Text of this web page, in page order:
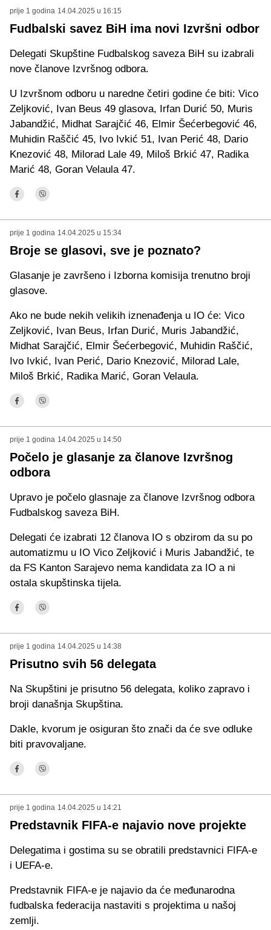
prije 1 godina 14.04.2025 u 16:15
Fudbalski savez BiH ima novi Izvršni odbor
Delegati Skupštine Fudbalskog saveza BiH su izabrali
nove članove Izvršnog odbora.
U Izvršnom odboru u naredne četiri godine će biti: Vico
Zeljković, Ivan Beus 49 glasova, Irfan Durić 50, Muris
Jabandžić, Midhat Sarajčić 46, Elmir Šećerbegović 46,
Muhidin Raščić 45, Ivo Ivkić 51, Ivan Perić 48, Dario
Knezović 48, Milorad Lale 49, Miloš Brkić 47, Radika
Marić 48, Goran Velaula 47.
prije 1 godina 14.04.2025 u 15:34
Broje se glasovi, sve je poznato?
Glasanje je završeno i Izborna komisija trenutno broji
glasove.
Ako ne bude nekih velikih iznenađenja u IO će: Vico
Zeljković, Ivan Beus, Irfan Durić, Muris Jabandžić,
Midhat Sarajčić, Elmir Šećerbegović, Muhidin Raščić,
Ivo Ivkić, Ivan Perić, Dario Knezović, Milorad Lale,
Miloš Brkić, Radika Marić, Goran Velaula.
prije 1 godina 14.04.2025 u 14:50
Počelo je glasanje za članove Izvršnog
odbora
Upravo je počelo glasnaje za članove Izvršnog odbora
Fudbalskog saveza BiH.
Delegati će izabrati 12 članova IO s obzirom da su po
automatizmu u IO Vico Zeljković i Muris Jabandžić, te
da FS Kanton Sarajevo nema kandidata za IO a ni
ostala skupštinska tijela.
prije 1 godina 14.04.2025 u 14:38
Prisutno svih 56 delegata
Na Skupštini je prisutno 56 delegata, koliko zapravo i
broji današnja Skupština.
Dakle, kvorum je osiguran što znači da će sve odluke
biti pravovaljane.
prije 1 godina 14.04.2025 u 14:21
Predstavnik FIFA-e najavio nove projekte
Delegatima i gostima su se obratili predstavnici FIFA-e
i UEFA-e.
Predstavnik FIFA-e je najavio da će međunarodna
fudbalska federacija nastaviti s projektima u našoj
zemlji.